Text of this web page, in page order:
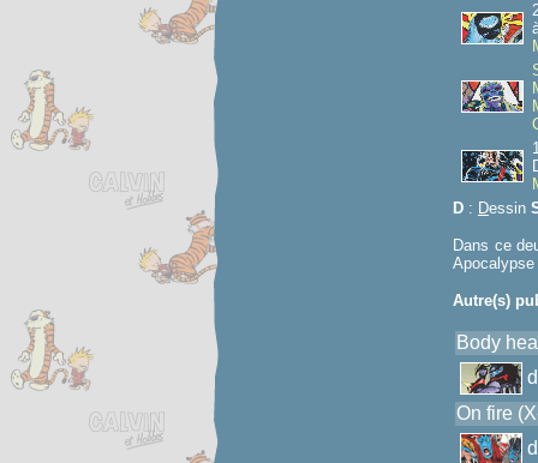
D : Dessin
Dans ce
Autre(s)
Body
On fire